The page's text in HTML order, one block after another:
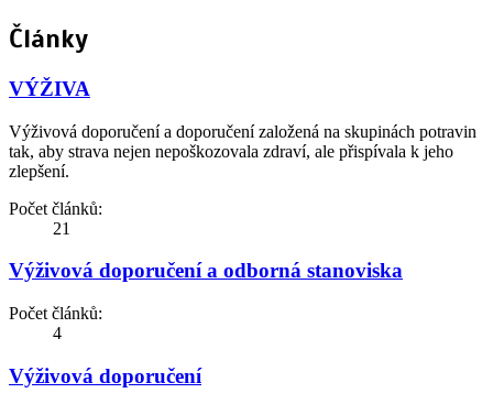
Články
VÝŽIVA
Výživová doporučení a doporučení založená na skupinách potravin
tak, aby strava nejen nepoškozovala zdraví, ale přispívala k jeho
zlepšení.
Počet článků:
21
Výživová doporučení a odborná stanoviska
Počet článků:
4
Výživová doporučení